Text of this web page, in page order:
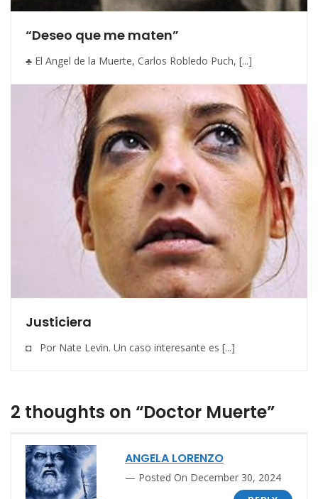
“Deseo que me maten”
♣ El Angel de la Muerte, Carlos Robledo Puch, [...]
Justiciera
◘ Por Nate Levin. Un caso interesante es [...]
2 thoughts on “Doctor Muerte”
ANGELA LORENZO
Posted On December 30, 2024